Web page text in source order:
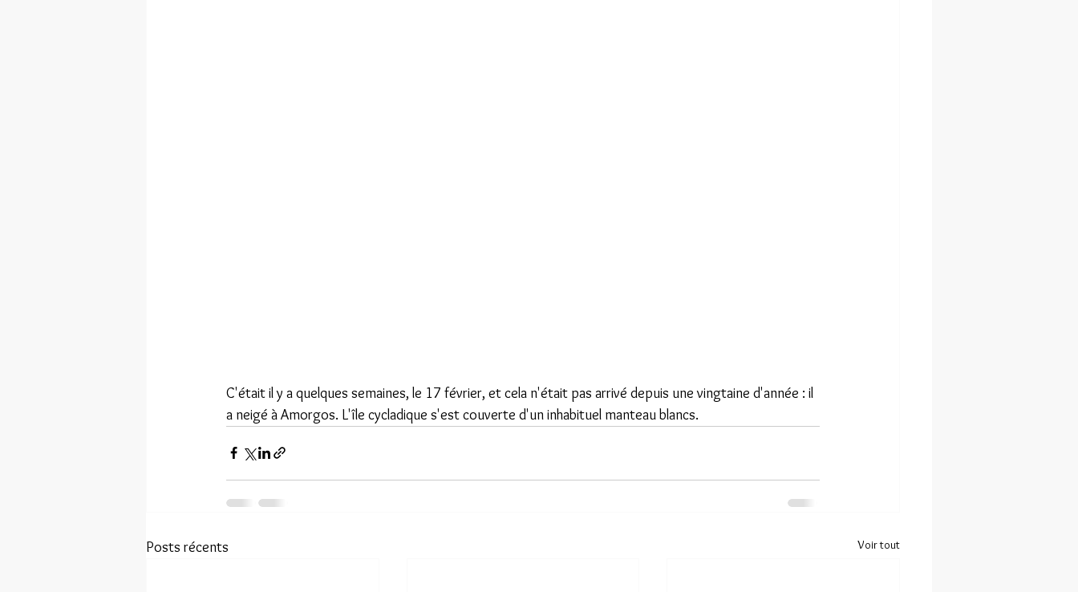
C'était il y a quelques semaines, le 17 février, et cela n'était pas arrivé depuis une vingtaine d'année : il
a neigé à Amorgos. L'île cycladique s'est couverte d'un inhabituel manteau blancs.
Posts récents Voir tout